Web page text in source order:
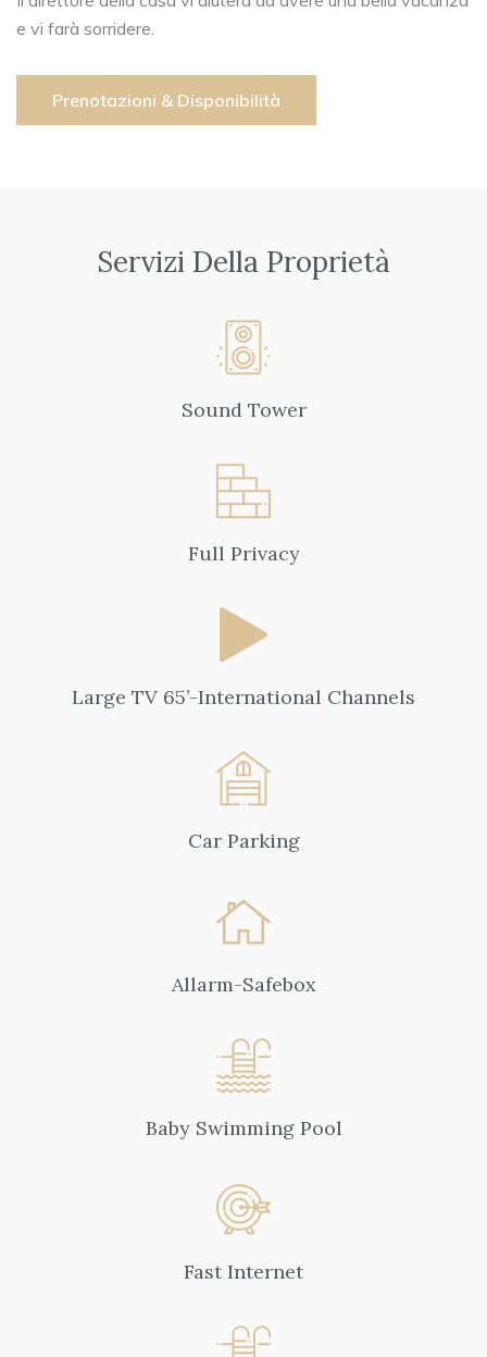
e vi farà sorridere.
Prenotazioni & Disponibilità
Servizi Della Proprietà
Sound Tower
Full Privacy
Large TV 65’-International Channels
Car Parking
Allarm-Safebox
Baby Swimming Pool
Fast Internet